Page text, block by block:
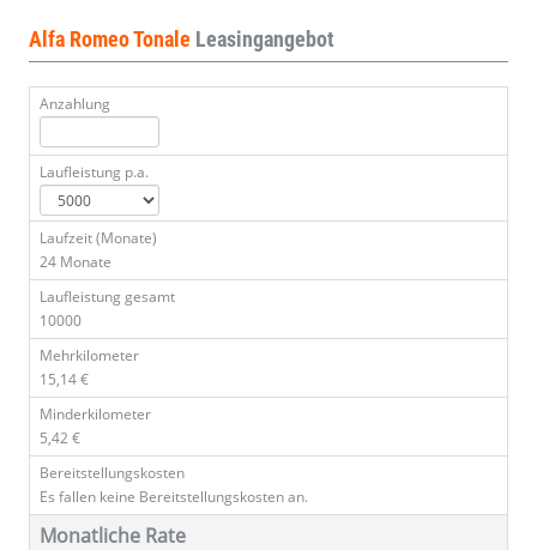
Alfa Romeo Tonale Leasingangebot
Anzahlung
Laufleistung p.a.
Laufzeit (Monate)
24 Monate
Laufleistung gesamt
10000
Mehrkilometer
15,14 €
Minderkilometer
5,42 €
Bereitstellungskosten
Es fallen keine Bereitstellungskosten an.
Monatliche Rate